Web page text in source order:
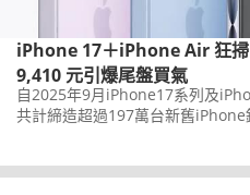
iPhone 17＋iPhone Air 狂掃
9,410 元引爆尾盤買氣
自2025年9月iPhone17系列及
共計締造超過197萬台新舊iPhone